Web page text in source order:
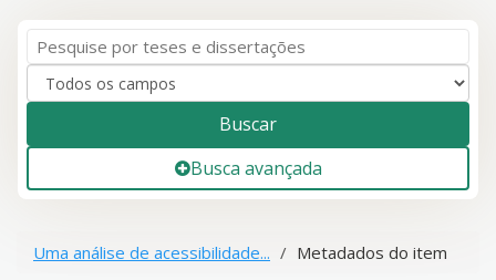
Buscar
Busca avançada
Uma análise de acessibilidade... Metadados do item